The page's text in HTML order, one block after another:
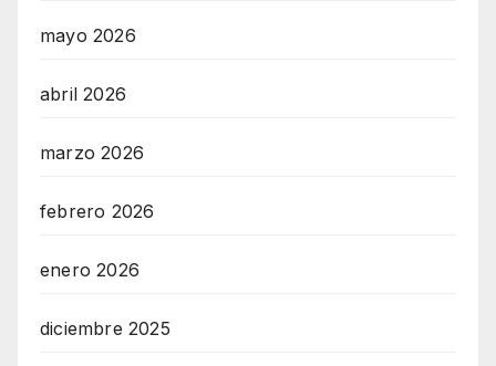
mayo 2026
abril 2026
marzo 2026
febrero 2026
enero 2026
diciembre 2025